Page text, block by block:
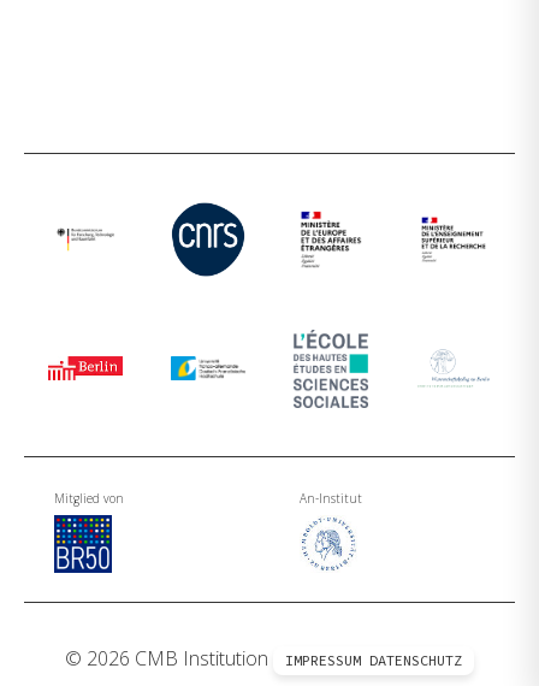
Mitglied von An-Institut
© 2026 CMB Institution IMPRESSUM DATENSCHUTZ